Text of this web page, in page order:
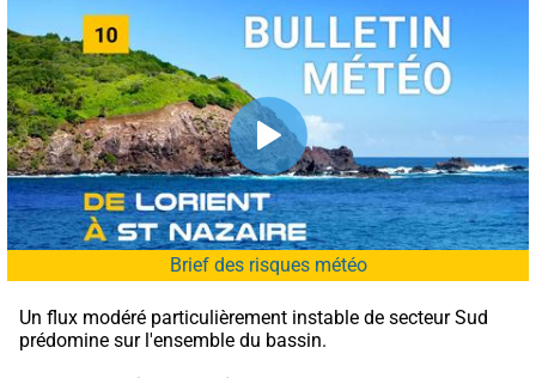
Brief des risques météo
Un flux modéré particulièrement instable de secteur Sud
prédomine sur l'ensemble du bassin.